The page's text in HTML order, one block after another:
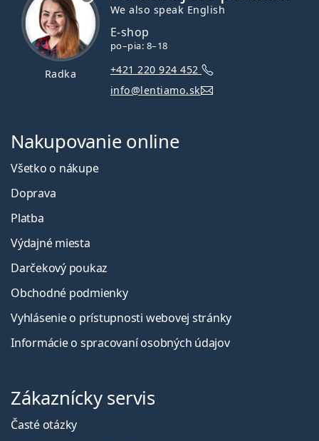
Radka
We also speak English
E-shop
po–pia: 8–18
+421 220 924 452
info@lentiamo.sk
Nakupovanie online
Všetko o nákupe
Doprava
Platba
Výdajné miesta
Darčekový poukaz
Obchodné podmienky
Vyhlásenie o prístupnosti webovej stránky
Informácie o spracovaní osobných údajov
Zákaznícky servis
Časté otázky